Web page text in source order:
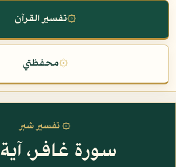
۞تفسير القرآن
۞محفظتي
۞ تفسير شبر
سورة غافر، آية ٦٢